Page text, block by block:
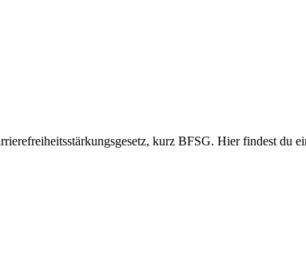
kurz BFSG. Hier findest du